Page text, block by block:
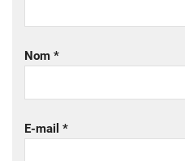
Nom *
E-mail *